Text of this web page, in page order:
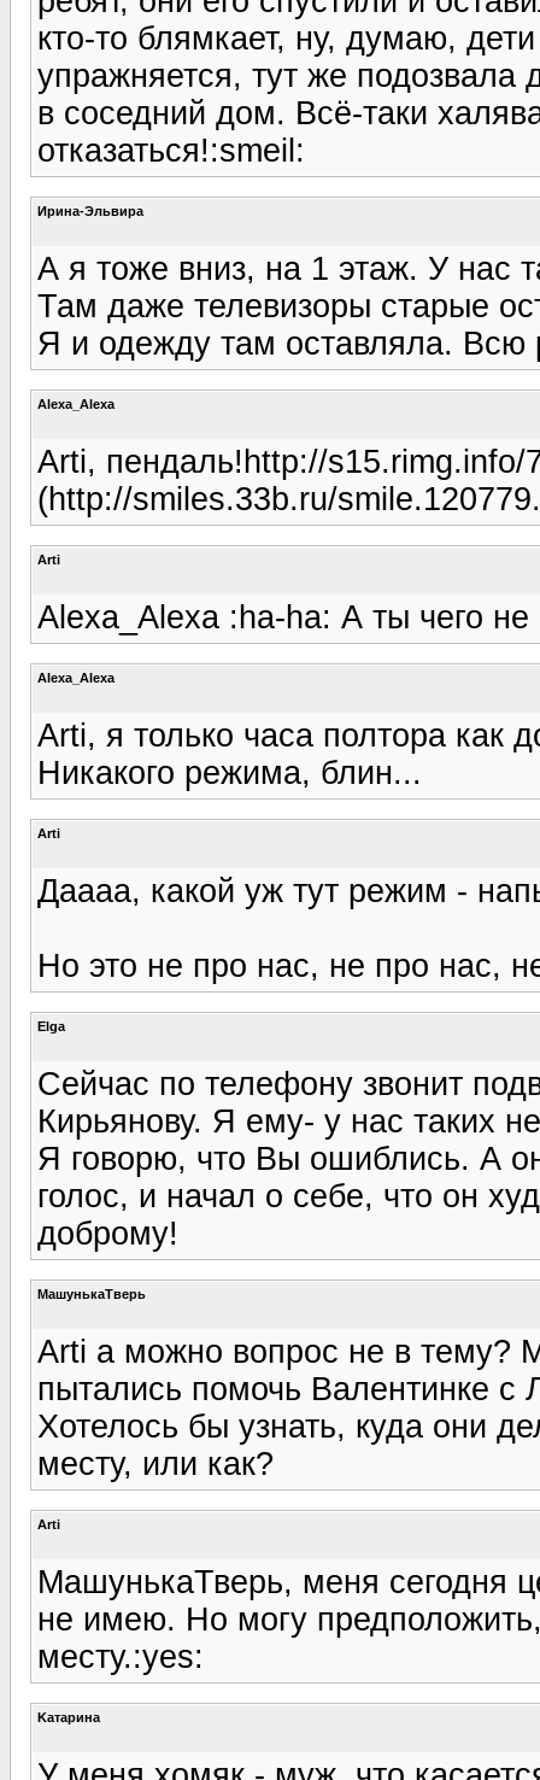
кто-то блямкает, ну, думаю,
упражняется, тут же подозвала
в соседний дом. Всё-таки
отказаться!:smeil:
Ирина-Эльвира
А я тоже вниз, на 1 этаж. У нас
Там даже телевизоры старые
Я и одежду там оставляла. Всю
Alexa_Alexa
Arti, пендаль!http://s15.rimg.info/
(http://smiles.33b.ru/
Arti
Alexa_Alexa :ha-ha: А ты чего
Alexa_Alexa
Arti, я только часа полтора как
Никакого режима, блин...
Arti
Даааа, какой уж тут режим -
Но это не про нас, не про нас,
Elga
Сейчас по телефону звонит
Кирьянову. Я ему- у нас таких
Я говорю, что Вы ошиблись. А
голос, и начал о себе, что он
доброму!
МашунькаТверь
Arti а можно вопрос не в тему?
пытались помочь Валентинке
Хотелось бы узнать, куда они
месту, или как?
Arti
МашунькаТверь, меня сегодня
не имею. Но могу
месту.:yes:
Kатарина